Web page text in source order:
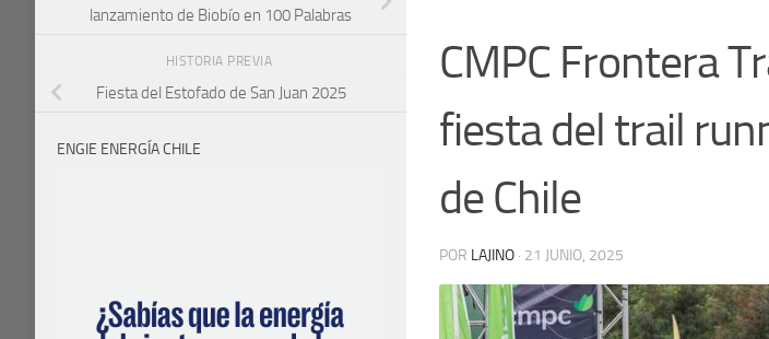
CMPC Frontera
fiesta del trail
de Chile
POR LAJINO · 21 JUNIO, 2025
lanzamiento de Biobío en 100 Palabras
HISTORIA PREVIA
Fiesta del Estofado de San Juan 2025
ENGIE ENERGÍA CHILE